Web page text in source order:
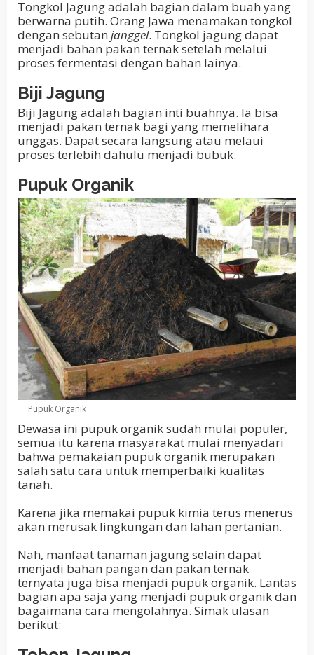
Tongkol Jagung adalah bagian dalam buah yang
berwarna putih. Orang Jawa menamakan tongkol
dengan sebutan janggel. Tongkol jagung dapat
menjadi bahan pakan ternak setelah melalui
proses fermentasi dengan bahan lainya.
Biji Jagung
Biji Jagung adalah bagian inti buahnya. Ia bisa
menjadi pakan ternak bagi yang memelihara
unggas. Dapat secara langsung atau melaui
proses terlebih dahulu menjadi bubuk.
Pupuk Organik
Pupuk Organik
Dewasa ini pupuk organik sudah mulai populer,
semua itu karena masyarakat mulai menyadari
bahwa pemakaian pupuk organik merupakan
salah satu cara untuk memperbaiki kualitas
tanah.
Karena jika memakai pupuk kimia terus menerus
akan merusak lingkungan dan lahan pertanian.
Nah, manfaat tanaman jagung selain dapat
menjadi bahan pangan dan pakan ternak
ternyata juga bisa menjadi pupuk organik. Lantas
bagian apa saja yang menjadi pupuk organik dan
bagaimana cara mengolahnya. Simak ulasan
berikut: